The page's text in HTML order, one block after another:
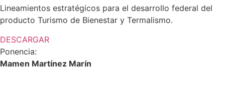
Lineamientos estratégicos para el desarrollo federal del
producto Turismo de Bienestar y Termalismo.
DESCARGAR
Ponencia:
Mamen Martínez Marín